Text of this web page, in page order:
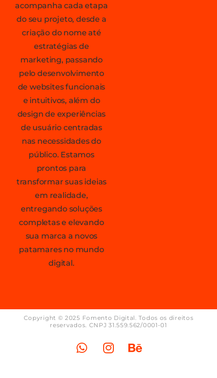
acompanha cada etapa
do seu projeto, desde a
criação do nome até
estratégias de
marketing, passando
pelo desenvolvimento
de websites funcionais
e intuitivos, além do
design de experiências
de usuário centradas
nas necessidades do
público. Estamos
prontos para
transformar suas ideias
em realidade,
entregando soluções
completas e elevando
sua marca a novos
patamares no mundo
digital.
Copyright © 2025 Fomento Digital. Todos os direitos
reservados. CNPJ 31.559.562/0001-01